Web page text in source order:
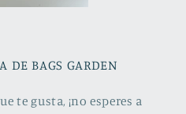
DE BAGS GARDEN
te gusta, ¡no esperes a